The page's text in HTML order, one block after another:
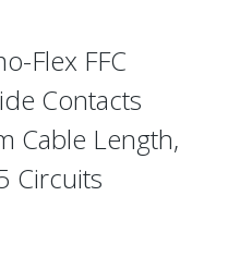
Flex FFC
Contacts
Cable Length,
Circuits